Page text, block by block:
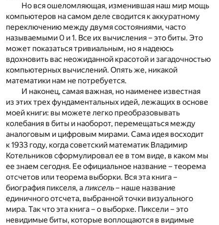
Но вся ошеломляющая, изменившая наш мир мощь
компьютеров на самом деле сводится к аккуратному
переключению между двумя состояниями, часто
называемыми 0 и 1. Все их вычисления – это биты. Это
может показаться тривиальным, но я надеюсь
вдохновить вас неожиданной красотой и загадочностью
компьютерных вычислений. Опять же, никакой
математики нам не потребуется.
И наконец, самая важная, но наименее известная
из этих трех фундаментальных идей, лежащих в основе
моей книги: вы можете легко преобразовывать
колебания в биты и наоборот, перемещаться между
аналоговым и цифровым мирами. Сама идея восходит
к 1933 году, когда советский математик Владимир
Котельников сформулировал ее в том виде, в каком мы
ее знаем сегодня. Ее официальное название – теорема
отсчетов или теорема выборки. Вся эта книга –
биография пикселя, а пиксель– наше название
единичного отсчета, выбранной точки визуального
мира. Так что эта книга – о выборке. Пиксели – это
невидимые биты, которые воплощаются в видимые